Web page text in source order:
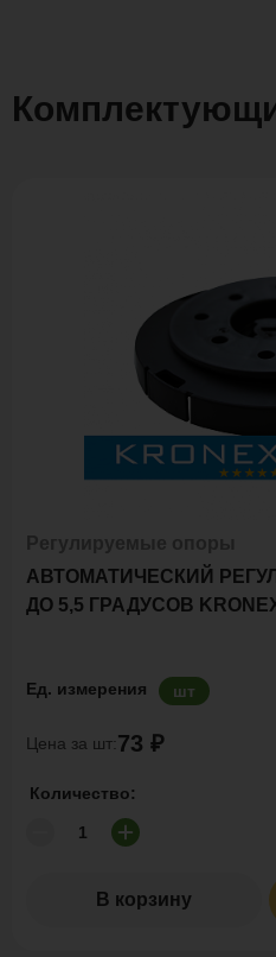
АВТОМАТИЧЕСКИЙ
ДО 5,5 ГРАДУСОВ
Ед. измерения шт
Цена за шт:73 ₽
Количество:
В корзину